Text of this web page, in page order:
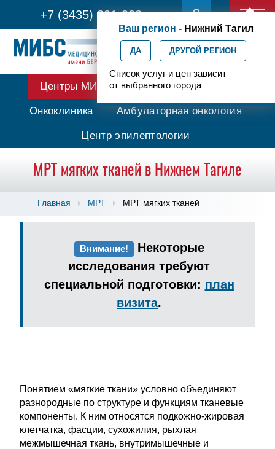
+7 (3435) 331-332
Ваш регион - Нижний Тагил
ДА ДРУГОЙ РЕГИОН
Список услуг и цен зависит
от выбранного города
Центры МИБС Протонная терапия
Онкоклиника Амбулаторная онкология
Центр эпилептологии
МРТ мягких тканей в Нижнем Тагиле
Главная МРТ МРТ мягких тканей
Внимание! Некоторые
исследования требуют
специальной подготовки: план
визита.
Понятием «мягкие ткани» условно объединяют
разнородные по структуре и функциям тканевые
компоненты. К ним относятся подкожно-жировая
клетчатка, фасции, сухожилия, рыхлая
межмышечная ткань, внутримышечные и